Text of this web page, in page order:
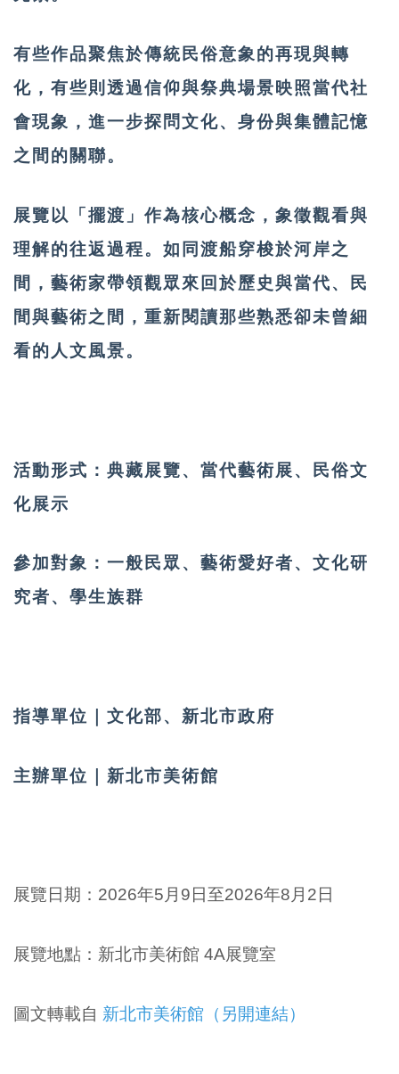
有些作品聚焦於傳統民俗意象的再現與轉
化，有些則透過信仰與祭典場景映照當代社
會現象，進一步探問文化、身份與集體記憶
之間的關聯。
展覽以「擺渡」作為核心概念，象徵觀看與
理解的往返過程。如同渡船穿梭於河岸之
間，藝術家帶領觀眾來回於歷史與當代、民
間與藝術之間，重新閱讀那些熟悉卻未曾細
看的人文風景。
活動形式： 典藏展覽、當代藝術展、民俗文
化展示
參加對象： 一般民眾、藝術愛好者、文化研
究者、學生族群
指導單位｜ 文化部、新北市政府
主辦單位｜ 新北市美術館
展覽日期：2026年5月9日至2026年8月2日
展覽地點：新北市美術館 4A展覽室
圖文轉載自 新北市美術館（另開連結）